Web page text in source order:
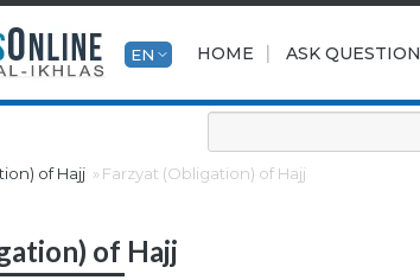
EN HOME | ASK QUESTION
of Hajj Farzyat (Obligation) of Hajj
of Hajj